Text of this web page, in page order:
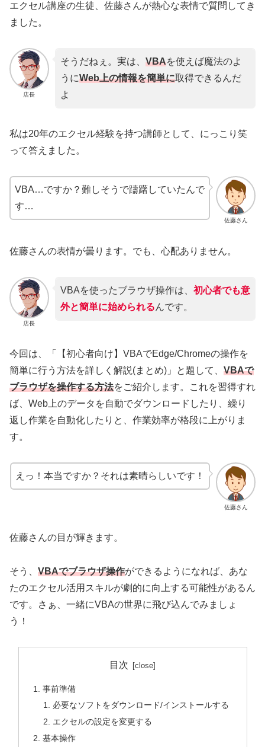
エクセル講座の生徒、佐藤さんが熱心な表情で質問してき
ました。
店長
そうだねぇ。実は、 VBAを使えば魔法のよ
うにWeb上の情報を簡単に取得できるんだ
よ
私は20年のエクセル経験を持つ講師として、にっこり笑
って答えました。
佐藤さん
VBA…ですか？難しそうで躊躇していたんで
す…
佐藤さんの表情が曇ります。でも、心配ありません。
店長
VBAを使ったブラウザ操作は、 初心者でも意
外と簡単に始められるんです。
今回は、「【初心者向け】VBAでEdge/Chromeの操作を
簡単に行う方法を詳しく解説(まとめ)」と題して、 VBAで
ブラウザを操作する方法をご紹介します。これを習得すれ
ば、Web上のデータを自動でダウンロードしたり、繰り
返し作業を自動化したりと、作業効率が格段に上がりま
す。
佐藤さん
えっ！本当ですか？それは素晴らしいです！
佐藤さんの目が輝きます。
そう、 VBAでブラウザ操作ができるようになれば、あな
たのエクセル活用スキルが劇的に向上する可能性があるん
です。さぁ、一緒にVBAの世界に飛び込んでみましょ
う！
目次
事前準備
必要なソフトをダウンロード/インストールする
エクセルの設定を変更する
基本操作